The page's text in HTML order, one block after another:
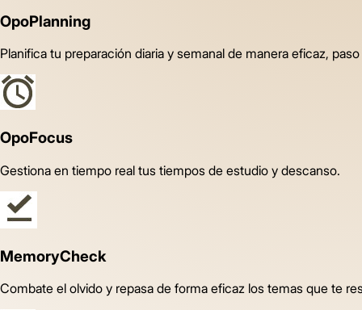
OpoPlanning
Planifica tu preparación diaria y semanal de manera eficaz,
OpoFocus
Gestiona en tiempo real tus tiempos de estudio y descanso.
MemoryCheck
Combate el olvido y repasa de forma eficaz los temas que te